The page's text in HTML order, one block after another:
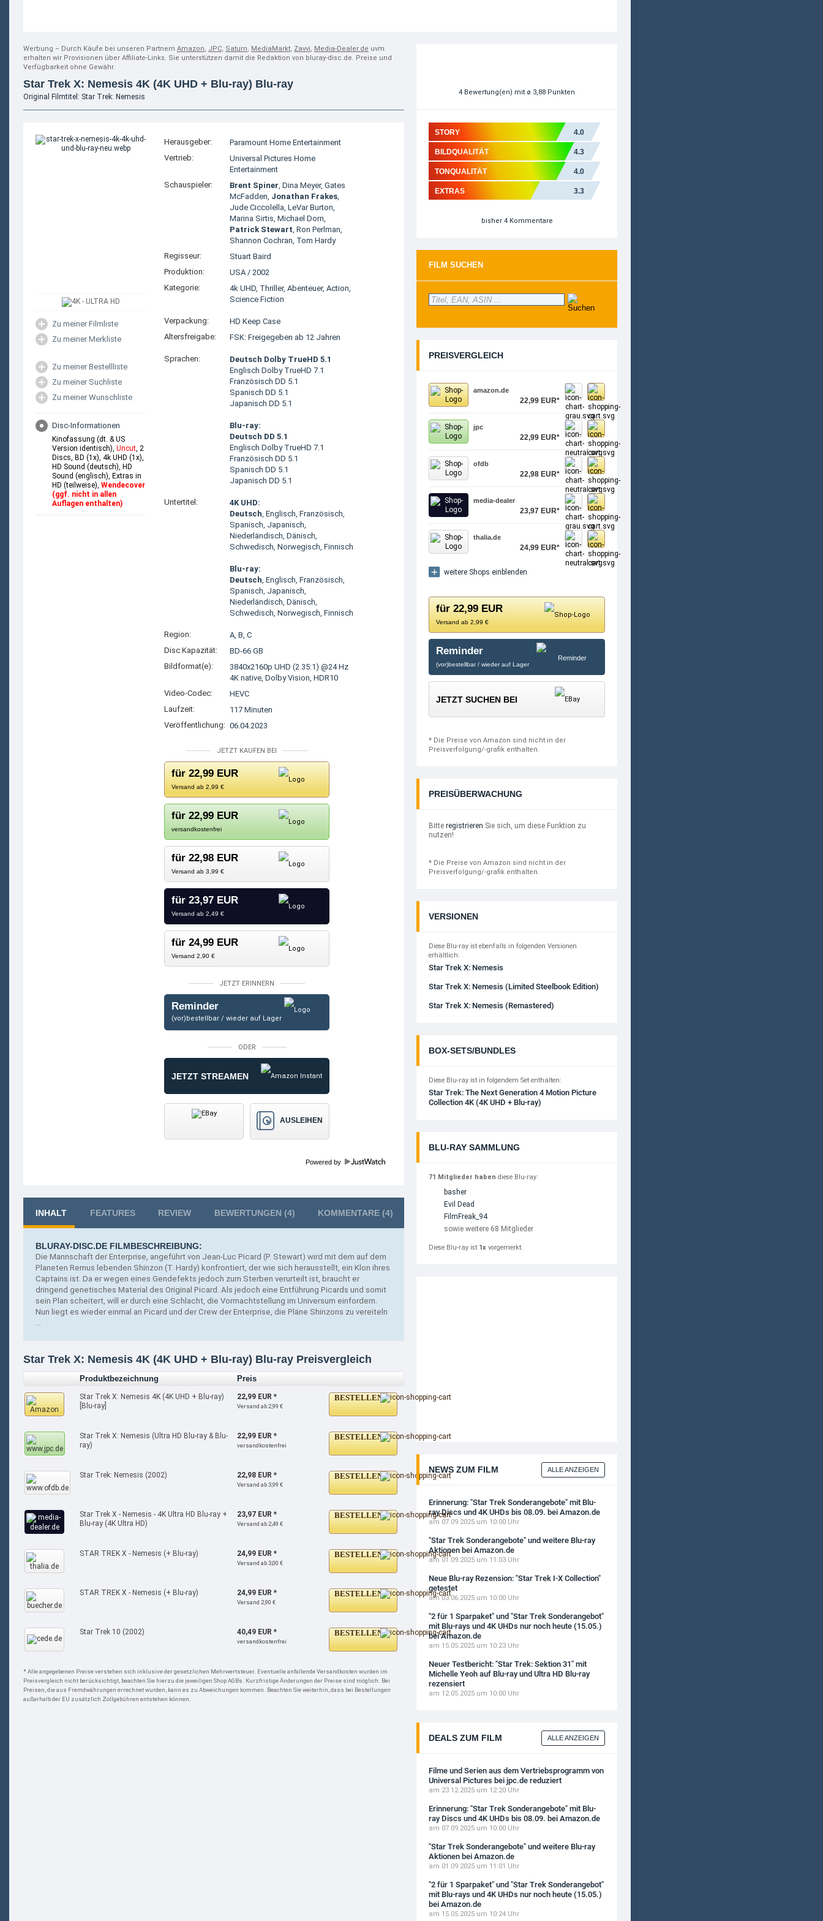
Werbung – Durch Käufe bei unseren Partnern Amazon, JPC, Saturn, MediaMarkt, Zavvi, Media-Dealer.de uvm.
erhalten wir Provisionen über Affiliate-Links. Sie unterstützen damit die Redaktion von bluray-disc.de. Preise und
Verfügbarkeit ohne Gewähr.
Star Trek X: Nemesis 4K (4K UHD + Blu-ray) Blu-ray
Original Filmtitel: Star Trek: Nemesis
Zu meiner Filmliste
Zu meiner Merkliste
Zu meiner Bestellliste
Zu meiner Suchliste
Zu meiner Wunschliste
Disc-Informationen
Kinofassung (dt. & US
Version identisch), Uncut, 2
Discs, BD (1x), 4k UHD (1x),
HD Sound (deutsch), HD
Sound (englisch), Extras in
HD (teilweise), Wendecover
(ggf. nicht in allen
Auflagen enthalten)
Herausgeber:
Paramount Home Entertainment
Vertrieb:
Universal Pictures Home
Entertainment
Schauspieler:
Brent Spiner, Dina Meyer, Gates
McFadden, Jonathan Frakes,
Jude Ciccolella, LeVar Burton,
Marina Sirtis, Michael Dorn,
Patrick Stewart, Ron Perlman,
Shannon Cochran, Tom Hardy
Regisseur:
Stuart Baird
Produktion:
USA/ 2002
Kategorie:
4k UHD, Thriller, Abenteuer, Action,
Science Fiction
Verpackung:
HD Keep Case
Altersfreigabe:
FSK: Freigegeben ab 12 Jahren
Sprachen:
Deutsch Dolby TrueHD 5.1
Englisch Dolby TrueHD 7.1
Französisch DD 5.1
Spanisch DD 5.1
Japanisch DD 5.1
Blu-ray:
Deutsch DD 5.1
Englisch Dolby TrueHD 7.1
Französisch DD 5.1
Spanisch DD 5.1
Japanisch DD 5.1
Untertitel:
4K UHD:
Deutsch, Englisch, Französisch,
Spanisch, Japanisch,
Niederländisch, Dänisch,
Schwedisch, Norwegisch, Finnisch
Blu-ray:
Deutsch, Englisch, Französisch,
Spanisch, Japanisch,
Niederländisch, Dänisch,
Schwedisch, Norwegisch, Finnisch
Region:
A, B, C
Disc Kapazität:
BD-66 GB
Bildformat(e):
3840x2160p UHD (2.35:1) @24 Hz
4K native, Dolby Vision, HDR10
Video-Codec:
HEVC
Laufzeit:
117 Minuten
Veröffentlichung: 06.04.2023
JETZT KAUFEN BEI
für 22,99 EUR
Versand ab 2,99 €
für 22,99 EUR
versandkostenfrei
für 22,98 EUR
Versand ab 3,99 €
für 23,97 EUR
Versand ab 2,49 €
für 24,99 EUR
Versand 2,90 €
JETZT ERINNERN
Reminder
(vor)bestellbar / wieder auf Lager
ODER
JETZT STREAMEN
AUSLEIHEN
Powered by
INHALT FEATURES REVIEW BEWERTUNGEN (4) KOMMENTARE (4)
BLURAY-DISC.DE FILMBESCHREIBUNG:
Die Mannschaft der Enterprise, angeführt von Jean-Luc Picard (P. Stewart) wird mit dem auf dem
Planeten Remus lebenden Shinzon (T. Hardy) konfrontiert, der wie sich herausstellt, ein Klon ihres
Captains ist. Da er wegen eines Gendefekts jedoch zum Sterben verurteilt ist, braucht er
dringend genetisches Material des Original Picard. Als jedoch eine Entführung Picards und somit
sein Plan scheitert, will er durch eine Schlacht, die Vormachtstellung im Universum einfordern.
Nun liegt es wieder einmal an Picard und der Crew der Enterprise, die Pläne Shinzons zu vereiteln
...
Star Trek X: Nemesis 4K (4K UHD + Blu-ray) Blu-ray Preisvergleich
Produktbezeichnung Preis
Star Trek X: Nemesis 4K (4K UHD + Blu-ray)
[Blu-ray]
22,99 EUR *
Versand ab 2,99 €
BESTELLEN
Star Trek X: Nemesis (Ultra HD Blu-ray & Blu-
ray)
22,99 EUR *
versandkostenfrei
BESTELLEN
Star Trek: Nemesis (2002) 22,98 EUR *
Versand ab 3,99 €
BESTELLEN
Star Trek X - Nemesis - 4K Ultra HD Blu-ray +
Blu-ray (4K Ultra HD)
23,97 EUR *
Versand ab 2,49 €
BESTELLEN
STAR TREK X - Nemesis (+ Blu-ray) 24,99 EUR *
Versand ab 3,00 €
BESTELLEN
STAR TREK X - Nemesis (+ Blu-ray) 24,99 EUR *
Versand 2,90 €
BESTELLEN
Star Trek 10 (2002) 40,49 EUR *
versandkostenfrei
BESTELLEN
* Alle angegebenen Preise verstehen sich inklusive der gesetzlichen Mehrwertsteuer. Eventuelle anfallende Versandkosten wurden im
Preisvergleich nicht berücksichtigt, beachten Sie hierzu die jeweiligen Shop AGBs. Kurzfristige Änderungen der Preise sind möglich. Bei
Preisen, die aus Fremdwährungen errechnet wurden, kann es zu Abweichungen kommen. Beachten Sie weiterhin, dass bei Bestellungen
außerhalb der EU zusätzlich Zollgebühren entstehen können.
4 Bewertung(en) mit ø 3,88 Punkten
STORY 4.0
BILDQUALITÄT 4.3
TONQUALITÄT 4.0
EXTRAS 3.3
bisher 4 Kommentare
FILM SUCHEN
PREISVERGLEICH
amazon.de
22,99 EUR*
jpc
22,99 EUR*
ofdb
22,98 EUR*
media-dealer
23,97 EUR*
thalia.de
24,99 EUR*
weitere Shops einblenden
für 22,99 EUR
Versand ab 2,99 €
Reminder
(vor)bestellbar / wieder auf Lager
JETZT SUCHEN BEI
* Die Preise von Amazon sind nicht in der
Preisverfolgung/-grafik enthalten.
PREISÜBERWACHUNG
Bitte registrieren Sie sich, um diese Funktion zu
nutzen!
* Die Preise von Amazon sind nicht in der
Preisverfolgung/-grafik enthalten.
VERSIONEN
Diese Blu-ray ist ebenfalls in folgenden Versionen
erhältlich:
Star Trek X: Nemesis
Star Trek X: Nemesis (Limited Steelbook Edition)
Star Trek X: Nemesis (Remastered)
BOX-SETS/BUNDLES
Diese Blu-ray ist in folgendem Set enthalten:
Star Trek: The Next Generation 4 Motion Picture
Collection 4K (4K UHD + Blu-ray)
BLU-RAY SAMMLUNG
71 Mitglieder haben diese Blu-ray:
basher
Evil Dead
FilmFreak_94
sowie weitere 68 Mitglieder
Diese Blu-ray ist 1x vorgemerkt.
NEWS ZUM FILM ALLE ANZEIGEN
Erinnerung: "Star Trek Sonderangebote" mit Blu-
ray Discs und 4K UHDs bis 08.09. bei Amazon.de
am 07.09.2025 um 10:00 Uhr
"Star Trek Sonderangebote" und weitere Blu-ray
Aktionen bei Amazon.de
am 01.09.2025 um 11:03 Uhr
Neue Blu-ray Rezension: "Star Trek I-X Collection"
getestet
am 03.06.2025 um 10:00 Uhr
"2 für 1 Sparpaket" und "Star Trek Sonderangebot"
mit Blu-rays und 4K UHDs nur noch heute (15.05.)
bei Amazon.de
am 15.05.2025 um 10:23 Uhr
Neuer Testbericht: "Star Trek: Sektion 31" mit
Michelle Yeoh auf Blu-ray und Ultra HD Blu-ray
rezensiert
am 12.05.2025 um 10:00 Uhr
DEALS ZUM FILM ALLE ANZEIGEN
Filme und Serien aus dem Vertriebsprogramm von
Universal Pictures bei jpc.de reduziert
am 23.12.2025 um 12:20 Uhr
Erinnerung: "Star Trek Sonderangebote" mit Blu-
ray Discs und 4K UHDs bis 08.09. bei Amazon.de
am 07.09.2025 um 10:00 Uhr
"Star Trek Sonderangebote" und weitere Blu-ray
Aktionen bei Amazon.de
am 01.09.2025 um 11:01 Uhr
"2 für 1 Sparpaket" und "Star Trek Sonderangebot"
mit Blu-rays und 4K UHDs nur noch heute (15.05.)
bei Amazon.de
am 15.05.2025 um 10:24 Uhr